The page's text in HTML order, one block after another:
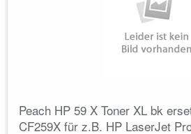
Peach HP 59 X Toner XL bk
CF259X für z.B. HP LaserJet